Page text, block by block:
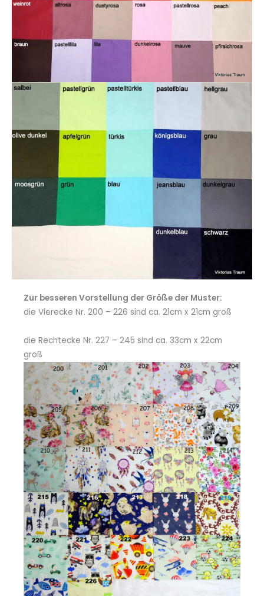
Zur besseren Vorstellung der Größe der Muster:
die Vierecke Nr. 200 – 226 sind ca. 21cm x 21cm groß
die Rechtecke Nr. 227 – 245 sind ca. 33cm x 22cm
groß